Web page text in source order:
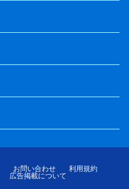
お問い合わせ
利用規約
広告掲載について